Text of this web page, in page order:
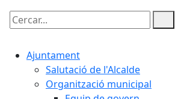
Cercar:
Ajuntament
Salutació de l'Alcalde
Organització municipal